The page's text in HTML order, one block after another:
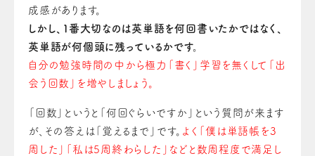
成感があります。
しかし、１番大切なのは英単語を何回書いたかではなく、
英単語が何個頭に残っているかです。
自分の勉強時間の中から極力「書く」学習を無くして「出
会う回数」を増やしましょう。
「回数」というと「何回ぐらいですか」という質問が来ます
が、その答えは「覚えるまで」です。 よく「僕は単語帳を3
周した」「私は5周終わらした」などと数周程度で満足し